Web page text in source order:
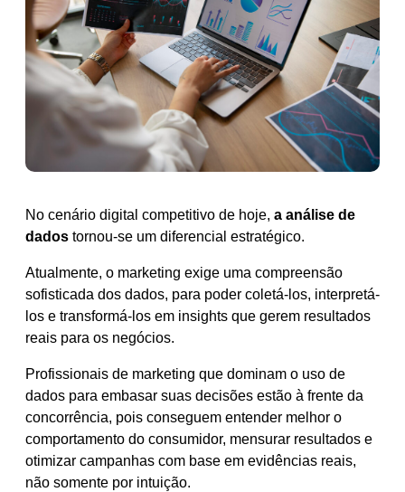
No cenário digital competitivo de hoje, a análise de
dados tornou-se um diferencial estratégico.
Atualmente, o marketing exige uma compreensão
sofisticada dos dados, para poder coletá-los, interpretá-
los e transformá-los em insights ​​que gerem resultados
reais para os negócios.
Profissionais de marketing que dominam o uso de
dados para embasar suas decisões estão à frente da
concorrência, pois conseguem entender melhor o
comportamento do consumidor, mensurar resultados e
otimizar campanhas com base em evidências reais,
não somente por intuição.